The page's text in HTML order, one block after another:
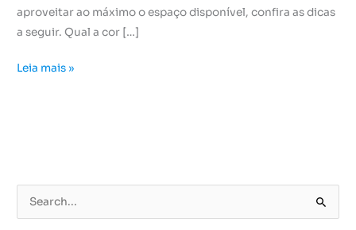
aproveitar ao máximo o espaço disponível, confira as dicas
a seguir. Qual a cor […]
Leia mais »
e